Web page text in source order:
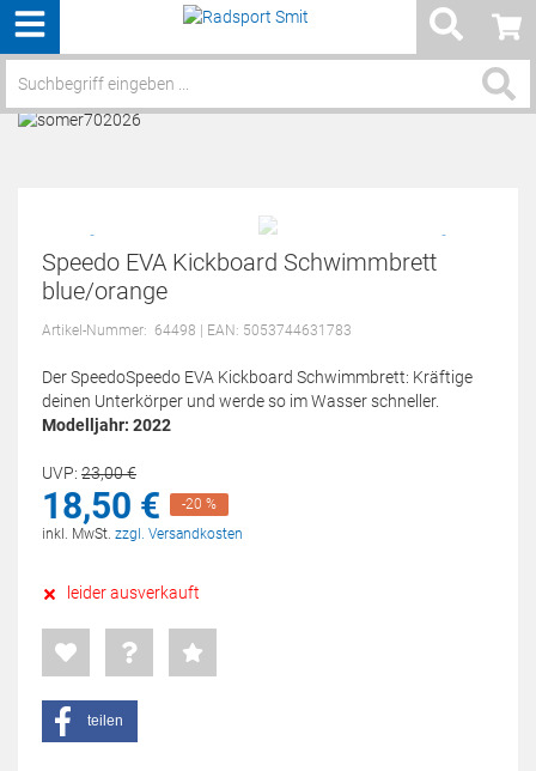
Menü
Service / Hilfe
Speedo EVA Kickboard Schwimmbrett
blue/orange
Artikel-Nummer: 64498 | EAN: 5053744631783
Der SpeedoSpeedo EVA Kickboard Schwimmbrett: Kräftige
deinen Unterkörper und werde so im Wasser schneller.
Modelljahr: 2022
UVP: 23,00€
18,50 €
-20 %
inkl. MwSt. zzgl. Versandkosten
leider ausverkauft
teilen